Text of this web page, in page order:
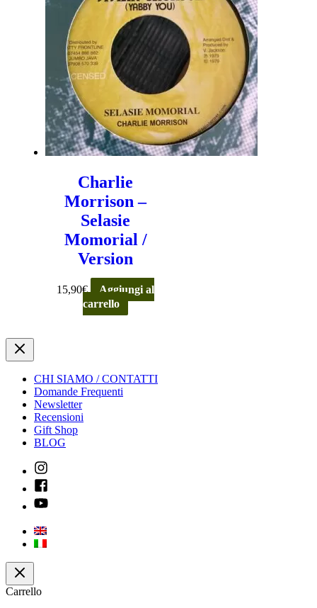
Charlie
Morrison –
Selasie
Momorial /
Version
15,90€
Aggiungi al
carrello
CHI SIAMO / CONTATTI
Domande Frequenti
Newsletter
Recensioni
Gift Shop
BLOG
Carrello